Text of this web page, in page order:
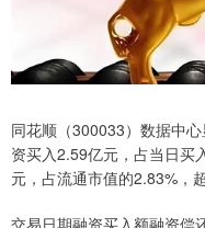
同花顺（300033）数据中
资买入2.59亿元，占当日买
元，占流通市值的2.83%，
交易日期融资买入额融资偿